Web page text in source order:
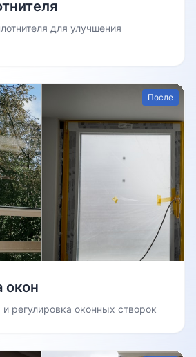
для улучшения
После
окон
регулировка оконных створок